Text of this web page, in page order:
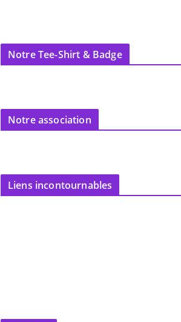
Notre Tee-Shirt & Badge
Notre association
Liens incontournables